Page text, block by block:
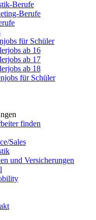
Berufe
Berufe
für Schüler
ab 16
ab 17
ab 18
für Schüler
finden
Sales
und Versicherungen